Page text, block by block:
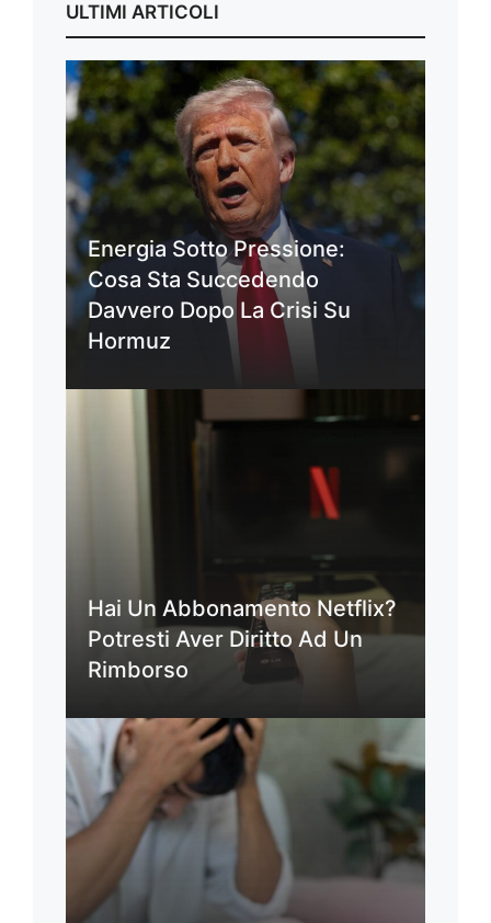
ULTIMI ARTICOLI
Energia Sotto Pressione:
Cosa Sta Succedendo
Davvero Dopo La Crisi Su
Hormuz
Hai Un Abbonamento Netflix?
Potresti Aver Diritto Ad Un
Rimborso